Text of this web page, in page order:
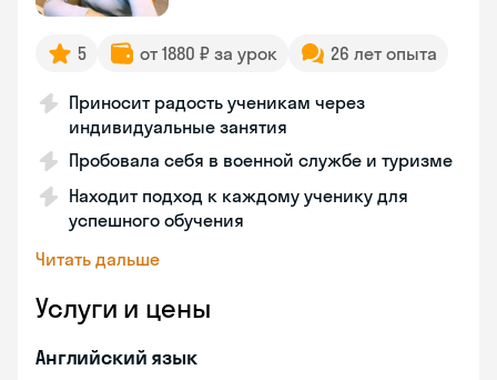
5 от 1880 ₽ за урок 26 лет опыта
Приносит радость ученикам через
индивидуальные занятия
Пробовала себя в военной службе и туризме
Находит подход к каждому ученику для
успешного обучения
Читать дальше
Услуги и цены
Английский язык